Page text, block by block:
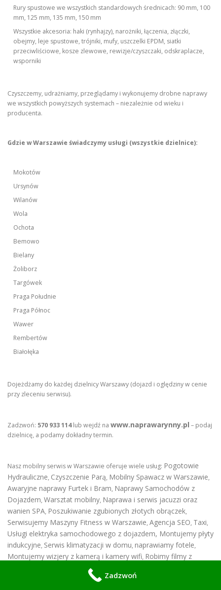
Rury spustowe we wszystkich standardowych średnicach: 90 mm, 100
mm, 125 mm, 135 mm, 150 mm
Wszystkie akcesoria: haki (rynhajzy), narożniki, łączenia, złączki,
obejmy, leje spustowe, trójniki, mufy, uszczelki EPDM, siatki
przeciwliściowe, kosze zlewowe, rewizje/czyszczaki, odskraplacze,
wsporniki
Czyszczemy, udrażniamy, przeglądamy i wykonujemy drobne naprawy
we wszystkich powyższych systemach – niezależnie od wieku i
producenta.
Gdzie w Warszawie świadczymy usługi (wszystkie dzielnice):
Mokotów
Ursynów
Wilanów
Wola
Ochota
Bemowo
Bielany
Żoliborz
Targówek
Praga Południe
Praga Północ
Wawer
Rembertów
Białołęka
Dojeżdżamy do każdej dzielnicy Warszawy (dojazd i oględziny w cenie
przy zleceniu serwisu).
Zadzwoń: 570 933 114lub wejdź na www.naprawarynny.pl – podaj
dzielnicę, a podamy dokładny termin.
Nasz mobilny serwis w Warszawie oferuje wiele usług: Pogotowie
Hydrauliczne, Czyszczenie Parą, Mobilny Spawacz w Warszawie,
Awaryjne naprawy Furtek i Bram, Naprawy Samochodów z
Dojazdem, Warsztat mobilny, Naprawa i serwis jacuzzi oraz
wanien SPA, Poszukiwanie zgubionych złotych obrączek,
Serwisujemy Maszyny Fitness w Warszawie, Agencja SEO, Taxi,
Usługi elektryka samochodowego z dojazdem, Montujemy płyty
indukcyjne, Serwis klimatyzacji w domu, naprawiamy fotele,
Montujemy wizjery z kamerą i kamery wifi, Robimy filmy z
Awaryjnie otwieramy zamki
Montaż, Naprawa, Wymiana, Czyszczenie i
Zadzwoń